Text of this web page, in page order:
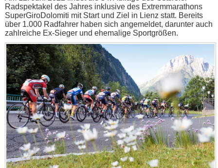
Radspektakel des Jahres inklusive des Extremmarathons
SuperGiroDolomiti mit Start und Ziel in Lienz statt. Bereits
über 1.000 Radfahrer haben sich angemeldet, darunter auch
zahlreiche Ex-Sieger und ehemalige Sportgrößen.